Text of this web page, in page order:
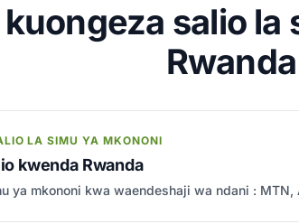
salio
Rwanda
LA SIMU YA MKONONI
kwenda Rwanda
ya mkononi kwa waendeshaji wa ndani : MTN,